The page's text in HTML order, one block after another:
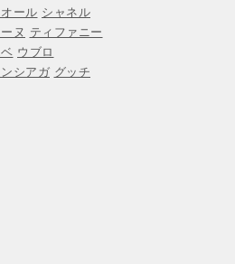
ール シャネル
ヌ ティファニー
ウブロ
シアガ グッチ